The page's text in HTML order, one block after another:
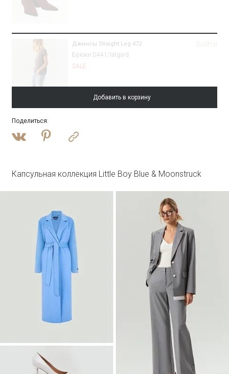
Джинсы Straight Leg 472
Брюки D441/latgard
SALE
Войти
Однобортный жакет с замшевой вставкой
Пальто-халат из шерсти
R117/pesche
SALE
Платье-рубашка макси с принтом
Добавить в корзину
Поделиться:
Капсульная коллекция Little Boy Blue & Moonstruck